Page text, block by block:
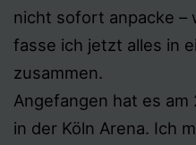
nicht sofort anpacke –
fasse ich jetzt alles in
zusammen.
Angefangen hat es am
in der Köln Arena. Ich